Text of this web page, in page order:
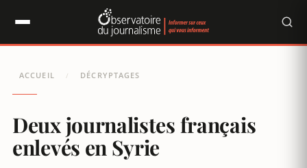
ACCUEIL / DÉCRYPTAGES
Deux journalistes français
enlevés en Syrie
Panneau de gestion des cookies